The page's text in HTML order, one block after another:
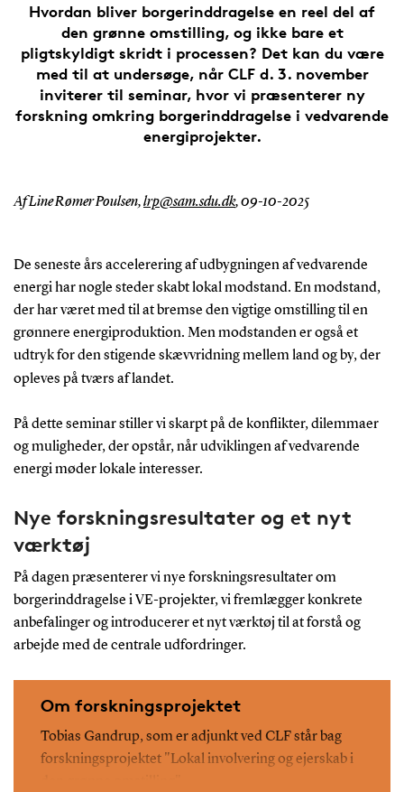
Hvordan bliver borgerinddragelse en reel del af
den grønne omstilling, og ikke bare et
pligtskyldigt skridt i processen? Det kan du være
med til at undersøge, når CLF d. 3. november
inviterer til seminar, hvor vi præsenterer ny
forskning omkring borgerinddragelse i vedvarende
energiprojekter.
Af Line Rømer Poulsen,lrp@sam.sdu.dk,09-10-2025
De seneste års accelerering af udbygningen af vedvarende
energi har nogle steder skabt lokal modstand. En modstand,
der har været med til at bremse den vigtige omstilling til en
grønnere energiproduktion. Men modstanden er også et
udtryk for den stigende skævvridning mellem land og by, der
opleves på tværs af landet.
På dette seminar stiller vi skarpt på de konflikter, dilemmaer
og muligheder, der opstår, når udviklingen af vedvarende
energi møder lokale interesser.
Nye forskningsresultater og et nyt
værktøj
På dagen præsenterer vi nye forskningsresultater om
borgerinddragelse i VE-projekter, vi fremlægger konkrete
anbefalinger og introducerer et nyt værktøj til at forstå og
arbejde med de centrale udfordringer.
Om forskningsprojektet
Tobias Gandrup, som er adjunkt ved CLF står bag
forskningsprojektet "Lokal involvering og ejerskab i